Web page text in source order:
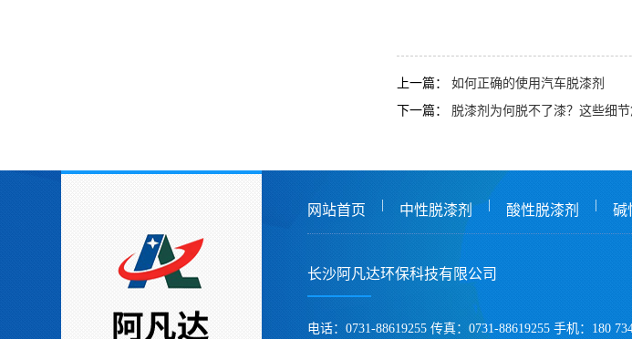
上一篇： 如何正确的使用汽车脱漆剂
下一篇： 脱漆剂为何脱不了漆？这些细
网站首页 中性脱漆剂 酸性脱漆剂 碱
长沙阿凡达环保科技有限公司
电话：0731-88619255 传真：0731-88619255 手机：180